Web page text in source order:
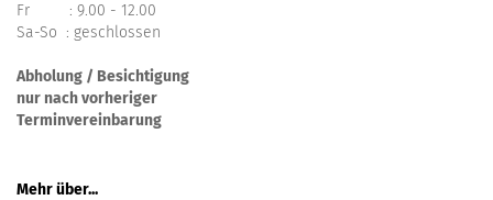
Fr : 9.00 - 12.00
Sa-So : geschlossen
Abholung / Besichtigung
nur nach vorheriger
Terminvereinbarung
Mehr über...